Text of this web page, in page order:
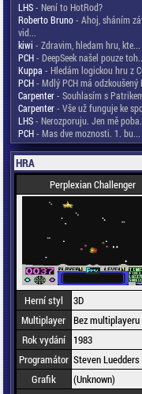
LHS- Není to HotRod?
Roberto Bruno- Ahoj, sháním
vid...
kiwi - Zdravim, hledam hru, kte...
PCH- DeepSeek našel pouze
Kuppa - Hledám logickou hru z
PCH- Mdlý PCH má odzkoušený
Carpenter- Souhlasím s
Carpenter- Vše už funguje ke
LHS- Nerozporuju. Jen mě
PCH- Mas dve moznosti. 1. bu...
HRA
Perplexian Challenger
Herní styl
3D
Multiplayer Bez multiplayeru
Rok vydání
1983
Programátor Steven Luedders
Grafik
(Unknown)